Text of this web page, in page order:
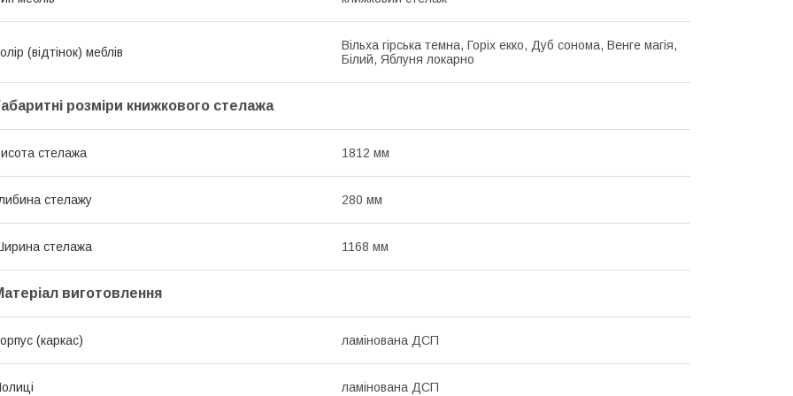
(відтінок) меблів
Вільха гірська темна, Горіх екко, Дуб сонома, Венге магія,
Білий, Яблуня локарно
розміри книжкового стелажа
стелажа 1812 мм
стелажу 280 мм
стелажа 1168 мм
виготовлення
(каркас) ламінована ДСП
ламінована ДСП